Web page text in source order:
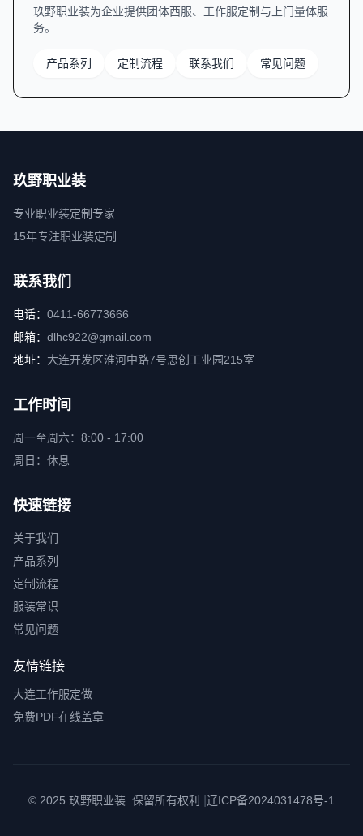
玖野职业装为企业提供团体西服、工作服定制与上门量体服
务。
产品系列 定制流程 联系我们 常见问题
玖野职业装
专业职业装定制专家
15年专注职业装定制
联系我们
电话： 0411-66773666
邮箱： dlhc922@gmail.com
地址： 大连开发区淮河中路7号思创工业园215室
工作时间
周一至周六：8:00 - 17:00
周日：休息
快速链接
关于我们
产品系列
定制流程
服装常识
常见问题
友情链接
大连工作服定做
免费PDF在线盖章
© 2025 玖野职业装. 保留所有权利. 辽ICP备2024031478号-1